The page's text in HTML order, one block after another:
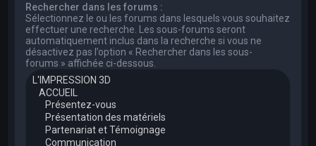
Rechercher dans les forums :
Sélectionnez le ou les forums dans lesquels vous souhaitez
effectuer une recherche. Les sous-forums seront
automatiquement inclus dans la recherche si vous ne
désactivez pas l’option « Rechercher dans les sous-
forums » affichée ci-dessous.